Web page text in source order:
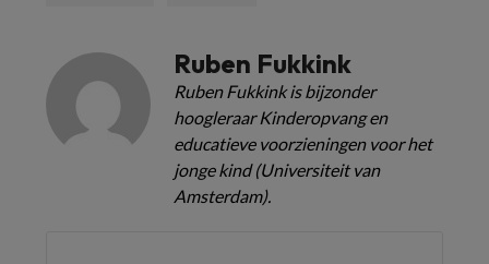
Ruben Fukkink
Ruben Fukkink is bijzonder
hoogleraar Kinderopvang en
educatieve voorzieningen voor het
jonge kind (Universiteit van
Amsterdam).